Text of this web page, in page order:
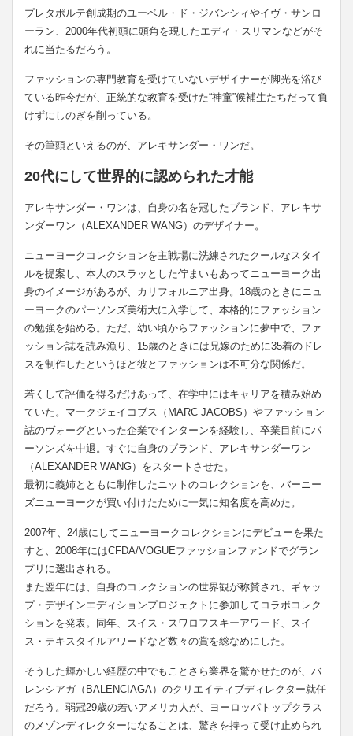
プレタポルテ創成期のユーベル・ド・ジバンシィやイヴ・サンロ
ーラン、2000年代初頭に頭角を現したエディ・スリマンなどがそ
れに当たるだろう。
ファッションの専門教育を受けていないデザイナーが脚光を浴び
ている昨今だが、正統的な教育を受けた“神童”候補生たちだって負
けずにしのぎを削っている。
その筆頭といえるのが、アレキサンダー・ワンだ。
20代にして世界的に認められた才能
アレキサンダー・ワンは、自身の名を冠したブランド、アレキサ
ンダーワン（ALEXANDER WANG）のデザイナー。
ニューヨークコレクションを主戦場に洗練されたクールなスタイ
ルを提案し、本人のスラッとした佇まいもあってニューヨーク出
身のイメージがあるが、カリフォルニア出身。18歳のときにニュ
ーヨークのパーソンズ美術大に入学して、本格的にファッション
の勉強を始める。ただ、幼い頃からファッションに夢中で、ファ
ッション誌を読み漁り、15歳のときには兄嫁のために35着のドレ
スを制作したというほど彼とファッションは不可分な関係だ。
若くして評価を得るだけあって、在学中にはキャリアを積み始め
ていた。マークジェイコブス（MARC JACOBS）やファッション
誌のヴォーグといった企業でインターンを経験し、卒業目前にパ
ーソンズを中退。すぐに自身のブランド、アレキサンダーワン
（ALEXANDER WANG）をスタートさせた。
最初に義姉とともに制作したニットのコレクションを、バーニー
ズニューヨークが買い付けたために一気に知名度を高めた。
2007年、24歳にしてニューヨークコレクションにデビューを果た
すと、2008年にはCFDA/VOGUEファッションファンドでグラン
プリに選出される。
また翌年には、自身のコレクションの世界観が称賛され、ギャッ
プ・デザインエディションプロジェクトに参加してコラボコレク
ションを発表。同年、スイス・スワロフスキーアワード、スイ
ス・テキスタイルアワードなど数々の賞を総なめにした。
そうした輝かしい経歴の中でもことさら業界を驚かせたのが、バ
レンシアガ（BALENCIAGA）のクリエイティブディレクター就任
だろう。弱冠29歳の若いアメリカ人が、ヨーロッパトップクラス
のメゾンディレクターになることは、驚きを持って受け止められ